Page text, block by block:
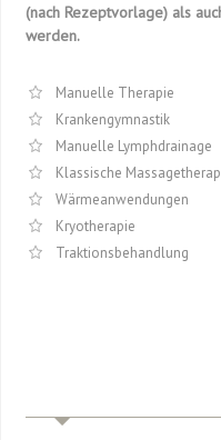
(nach Rezeptvorlage) als
werden.
Manuelle Therapie
Krankengymnastik
Manuelle Lymphdrainage
Klassische
Wärmeanwendungen
Kryotherapie
Traktionsbehandlung